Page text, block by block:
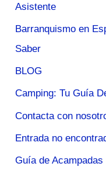
Asistente
Barranquismo en
Saber
BLOG
Camping: Tu Guía
Contacta con
Entrada no
Guía de